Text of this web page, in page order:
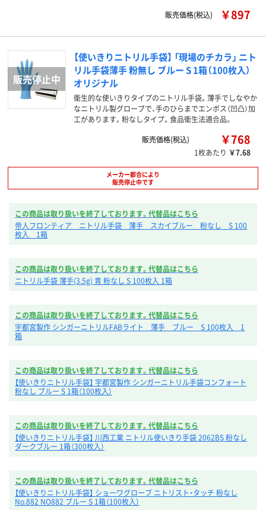
販売価格(税込) ￥897
【使いきりニトリル手袋】 「現場のチカラ」 ニト
リル手袋薄手 粉無し ブルー S 1箱（100枚入）
オリジナル
衛生的な使いきりタイプのニトリル手袋。薄手でしなやか
なニトリル製グローブで、手のひらまでエンボス（凹凸）加
工があります。粉なしタイプ。食品衛生法適合品。
販売価格(税込)
￥768
1枚あたり ￥7.68
メーカー都合により
販売停止中です
この商品は取り扱いを終了しております。代替品はこちら
帝人フロンティア ニトリル手袋 薄手 スカイブルー 粉なし S 100
枚入 1箱
この商品は取り扱いを終了しております。代替品はこちら
ニトリル手袋 薄手(3.5g) 青 粉なし S 100枚入 1箱
この商品は取り扱いを終了しております。代替品はこちら
宇都宮製作 シンガーニトリルFABライト 薄手 ブルー S 100枚入 1
箱
この商品は取り扱いを終了しております。代替品はこちら
【使いきりニトリル手袋】 宇都宮製作 シンガーニトリル手袋コンフォート
粉なし ブルー S 1箱（100枚入）
この商品は取り扱いを終了しております。代替品はこちら
【使いきりニトリル手袋】 川西工業 ニトリル使いきり手袋 2062BS 粉なし
ダークブルー 1箱（300枚入）
この商品は取り扱いを終了しております。代替品はこちら
【使いきりニトリル手袋】 ショーワグローブ ニトリスト・タッチ 粉なし
No.882 NO882 ブルー S 1箱（100枚入）